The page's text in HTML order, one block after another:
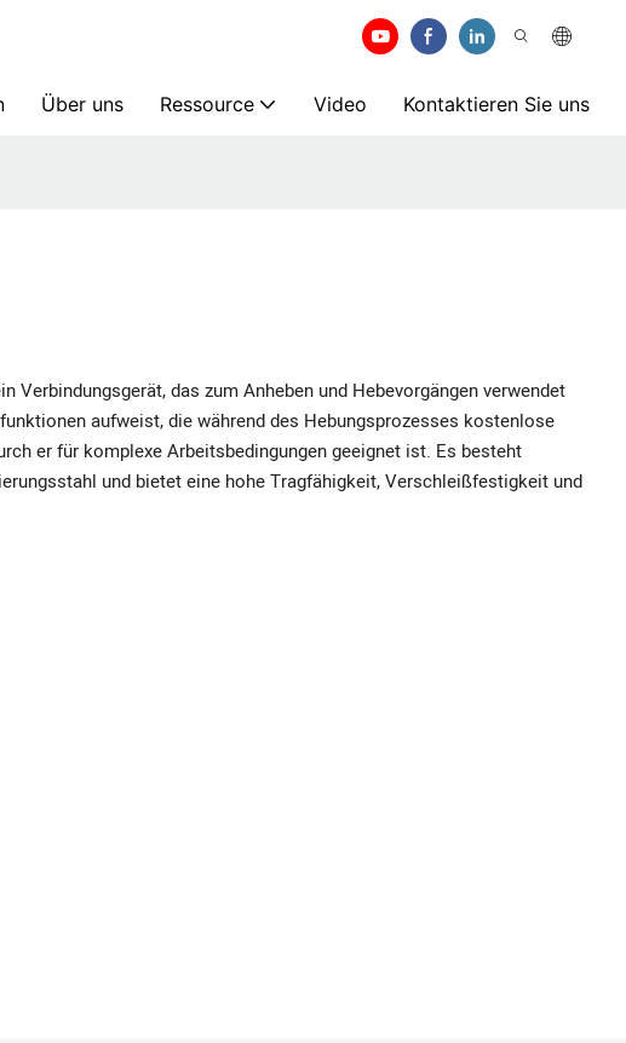
Über uns Ressource Video Kontaktieren Sie uns
Verbindungsgerät, das zum Anheben und Hebevorgängen verwendet
aufweist, die während des Hebungsprozesses kostenlose
er für komplexe Arbeitsbedingungen geeignet ist. Es besteht
und bietet eine hohe Tragfähigkeit, Verschleißfestigkeit und